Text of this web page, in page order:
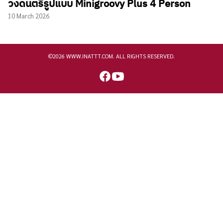
วงดนตรีรูปแบบ Minigroovy Plus 4 Person
10 March 2026
©2026 WWW.INATTT.COM. ALL RIGHTS RESERVED.